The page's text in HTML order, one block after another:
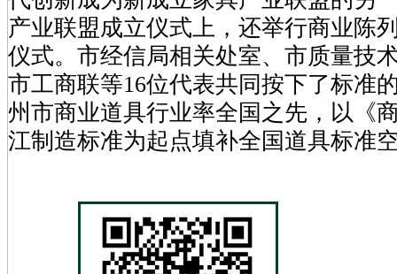
产业联盟成立仪式上，还举行商业陈
仪式。市经信局相关处室、市质量技
市工商联等16位代表共同按下了标准
州市商业道具行业率全国之先，以《
江制造标准为起点填补全国道具标准